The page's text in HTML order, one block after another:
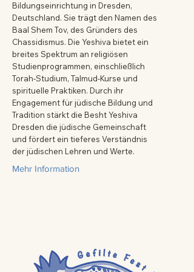
Bildungseinrichtung in Dresden,
Deutschland. Sie trägt den Namen des
Baal Shem Tov, des Gründers des
Chassidismus. Die Yeshiva bietet ein
breites Spektrum an religiösen
Studienprogrammen, einschließlich
Torah-Studium, Talmud-Kurse und
spirituelle Praktiken. Durch ihr
Engagement für jüdische Bildung und
Tradition stärkt die Besht Yeshiva
Dresden die jüdische Gemeinschaft
und fördert ein tieferes Verständnis
der jüdischen Lehren und Werte.
Mehr Information